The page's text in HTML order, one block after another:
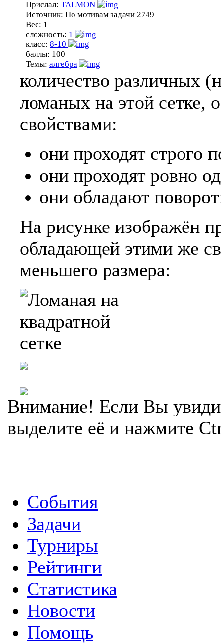
Прислал: TALMON
Источник: По мотивам задачи 2749
Вес: 1
сложность: 1
класс: 8-10
баллы: 100
Темы: алгебра
количество различных
ломаных на этой
свойствами:
они проходят строго
они проходят ровно
они обладают
На рисунке изображён
обладающей этими же
меньшего размера:
Внимание! Если Вы
выделите её и нажмите
События
Задачи
Турниры
Рейтинги
Статистика
Новости
Помощь